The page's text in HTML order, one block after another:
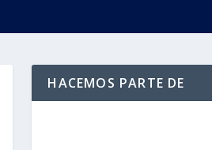
HACEMOS PARTE DE